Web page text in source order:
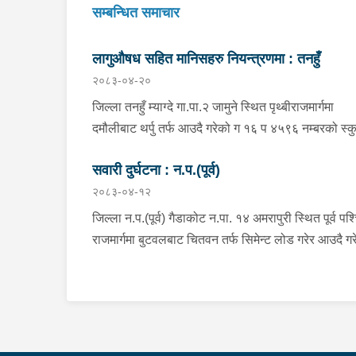
सम्बन्धित समाचार
लागुऔषध सहित मानिसहरु नियन्त्रणमा : तनहुँ
२०८३-०४-२०
जिल्ला तनहुँ म्याग्दे गा.पा.२ जामुने स्थित पृथ्बीराजमार्गमा
दमौलीबाट थर्पु तर्फ आउदै गरेको ग १६ प ४५९६ नम्बरको
को अमन पौडेल र निजको साथी ऐ.५ बस्ने बर्ष ३४ को नरजंग
राना स्कुटर रोकी सर्भिस लेनमा बसीरहेको अबस्थामा थर्पुबाट
खटिएको प्रहरी टोलिले शंकास्पद लागि चेकजाँच गर्ने क्रममा
निज अमन पौडेलको साथबाट र स्कुटरको डिक्की भित्रबाट
सवारी दुर्घटना : न.प.(पूर्व)
२०८३-०४-१२
जिल्ला न.प.(पूर्व) गैडाकोट न.पा. १४ अमरापुरी स्थित पूर्व
राजमार्गमा बुटवलबाट चितवन तर्फ सिमेन्ट लोड गरेर आउदै